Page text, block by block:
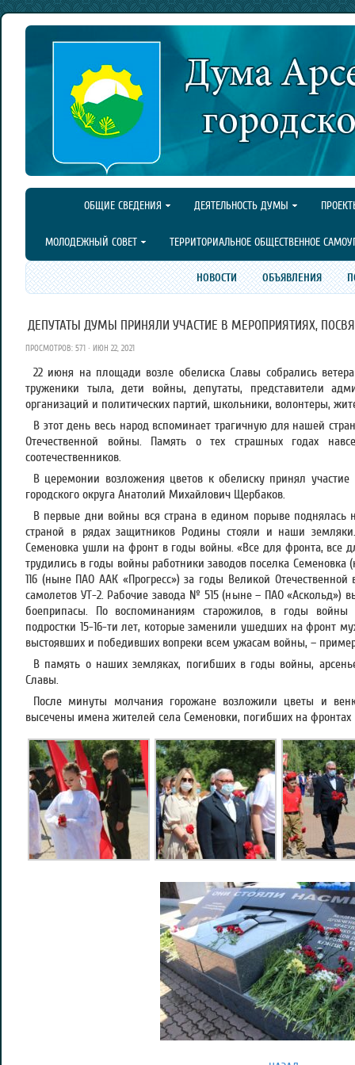
ОБЩИЕ СВЕДЕНИЯ ДЕЯТЕЛЬНОСТЬ ДУМЫ
МОЛОДЕЖНЫЙ СОВЕТ ТЕРРИТОРИАЛЬНОЕ ОБЩЕСТВЕННОЕ
НОВОСТИ ОБЪЯВЛЕНИЯ
ДЕПУТАТЫ ДУМЫ ПРИНЯЛИ УЧАСТИЕ В МЕРОПРИЯТИЯХ,
ПРОСМОТРОВ: 571 · ИЮН 22, 2021
22 июня на площади возле обелиска Славы собрались
труженики тыла, дети войны, депутаты, представители
организаций и политических партий, школьники, волонтеры,
В этот день весь народ вспоминает трагичную для нашей
Отечественной войны. Память о тех страшных годах
соотечественников.
В церемонии возложения цветов к обелиску принял участие
городского округа Анатолий Михайлович Щербаков.
В первые дни войны вся страна в едином порыве поднялась
страной в рядах защитников Родины стояли и наши
Семеновка ушли на фронт в годы войны. «Все для фронта, все
трудились в годы войны работники заводов поселка
116 (ныне ПАО ААК «Прогресс») за годы Великой
самолетов УТ-2. Рабочие завода № 515 (ныне – ПАО «Аскольд»)
боеприпасы. По воспоминаниям старожилов, в годы войны
подростки 15-16-ти лет, которые заменили ушедших на фронт
выстоявших и победивших вопреки всем ужасам войны, –
В память о наших земляках, погибших в годы войны,
Славы.
После минуты молчания горожане возложили цветы и
высечены имена жителей села Семеновки, погибших на фронтах